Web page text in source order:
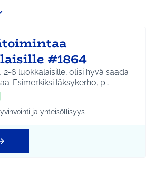
#1864
2-6 luokkalaisille, olisi hyvä saada
Esimerkiksi läksykerho, p…
mukaan: Kellokoski
tulokset teeman mukaan: Hyvinvointi ja
ja yhteisöllisyys